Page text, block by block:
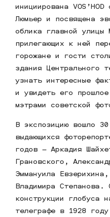
инициирована
Люмьер и посвящена
облика главной улицы
прилегающих к ней
горожане и гости
здания Центрального
узнать интересные
и увидеть его
мэтрами советской
В экспозицию вошло
выдающихся
годов – Аркадия
Грановского,
Эммануила
Владимира
конструкции глобуса
телеграфе в 1928